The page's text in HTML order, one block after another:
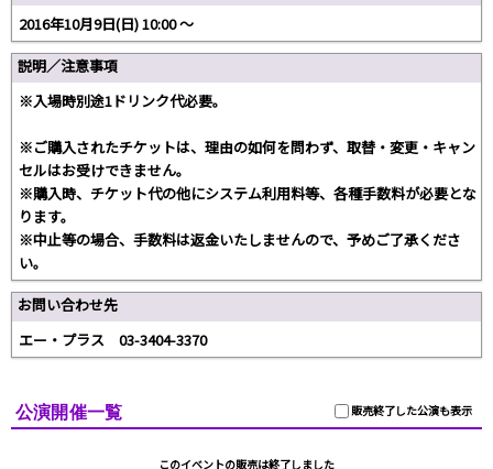
2016年10月9日(日) 10:00 〜
説明／注意事項
※入場時別途1ドリンク代必要。
※ご購入されたチケットは、理由の如何を問わず、取替・変更・キャン
セルはお受けできません。
※購入時、チケット代の他にシステム利用料等、各種手数料が必要とな
ります。
※中止等の場合、手数料は返金いたしませんので、予めご了承くださ
い。
お問い合わせ先
エー・プラス 03-3404-3370
販売終了した公演も表示
公演開催一覧
このイベントの販売は終了しました